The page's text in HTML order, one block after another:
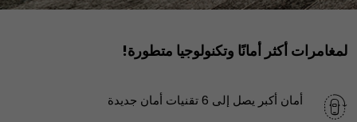
لمغامرات أكثر أمانًا وتكنولوجيا متطورة!
أمان أكبر يصل إلى 6 تقنيات أمان جديدة